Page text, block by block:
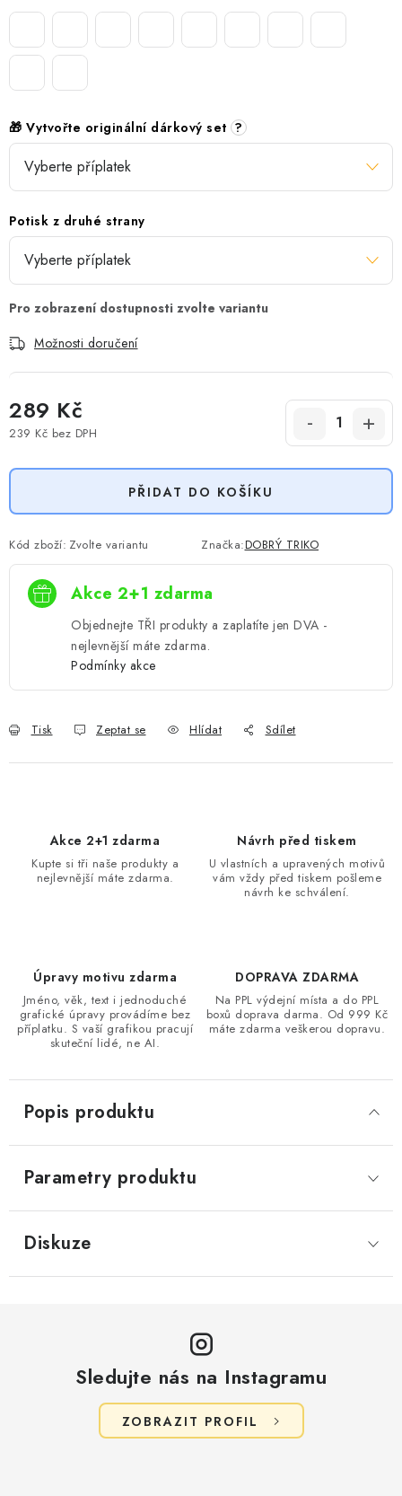
🎁 Vytvořte originální dárkový set ?
Potisk z druhé strany
Možnosti doručení
289 Kč
239 Kč bez DPH
PŘIDAT DO KOŠÍKU
Kód zboží: Zvolte variantu Značka:DOBRÝ TRIKO
Akce 2+1 zdarma
Objednejte TŘI produkty a zaplatíte jen DVA -
nejlevnější máte zdarma.
Podmínky akce
Tisk Zeptat se Hlídat Sdílet
Akce 2+1 zdarma
Kupte si tři naše produkty a
nejlevnější máte zdarma.
Návrh před tiskem
U vlastních a upravených motivů
vám vždy před tiskem pošleme
návrh ke schválení.
Úpravy motivu zdarma
Jméno, věk, text i jednoduché
grafické úpravy provádíme bez
příplatku. S vaší grafikou pracují
skuteční lidé, ne AI.
DOPRAVA ZDARMA
Na PPL výdejní místa a do PPL
boxů doprava darma. Od 999 Kč
máte zdarma veškerou dopravu.
Popis produktu
Parametry produktu
Diskuze
Sledujte nás na Instagramu
ZOBRAZIT PROFIL